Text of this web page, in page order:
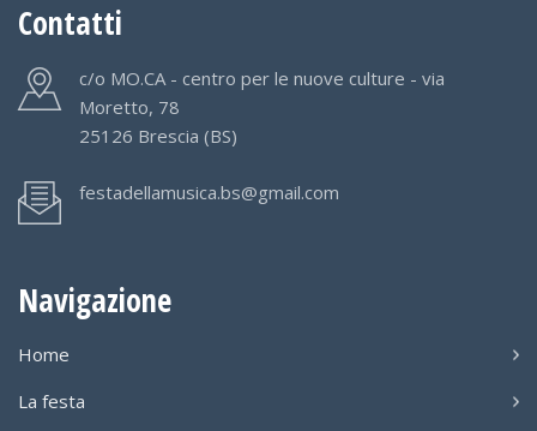
Contatti
c/o MO.CA - centro per le nuove culture - via
Moretto, 78
25126 Brescia (BS)
festadellamusica.bs@gmail.com
Navigazione
Home
La festa